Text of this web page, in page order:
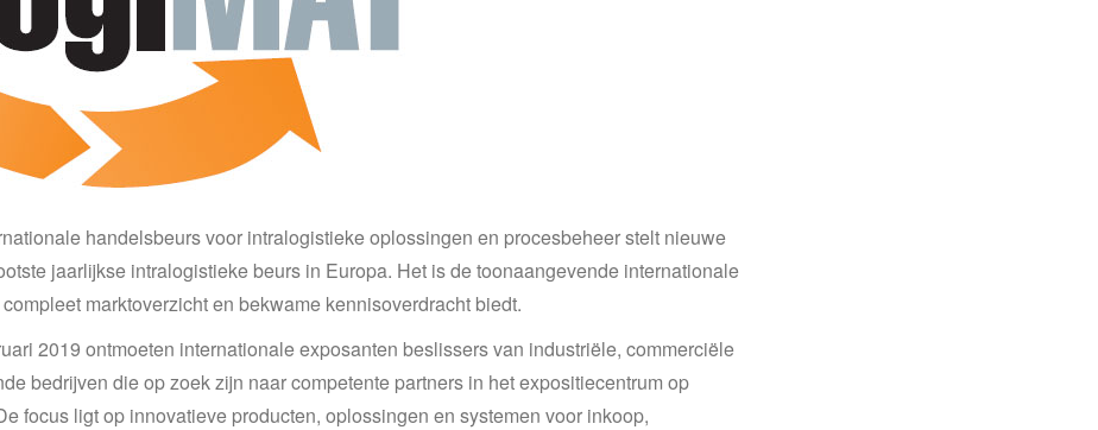
handelsbeurs voor intralogistieke oplossingen en procesbeheer stelt nieuwe
jaarlijkse intralogistieke beurs in Europa. Het is de toonaangevende internationale
marktoverzicht en bekwame kennisoverdracht biedt.
2019 ontmoeten internationale exposanten beslissers van industriële, commerciële
bedrijven die op zoek zijn naar competente partners in het expositiecentrum op
focus ligt op innovatieve producten, oplossingen en systemen voor inkoop,